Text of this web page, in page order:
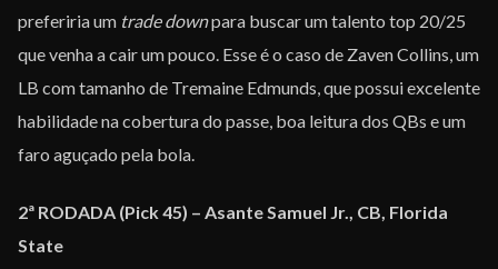
preferiria um trade downpara buscar um talento top 20/25
que venha a cair um pouco. Esse é o caso de Zaven Collins, um
LB com tamanho de Tremaine Edmunds, que possui excelente
habilidade na cobertura do passe, boa leitura dos QBs e um
faro aguçado pela bola.
2ª RODADA (Pick 45) – Asante Samuel Jr., CB, Florida
State